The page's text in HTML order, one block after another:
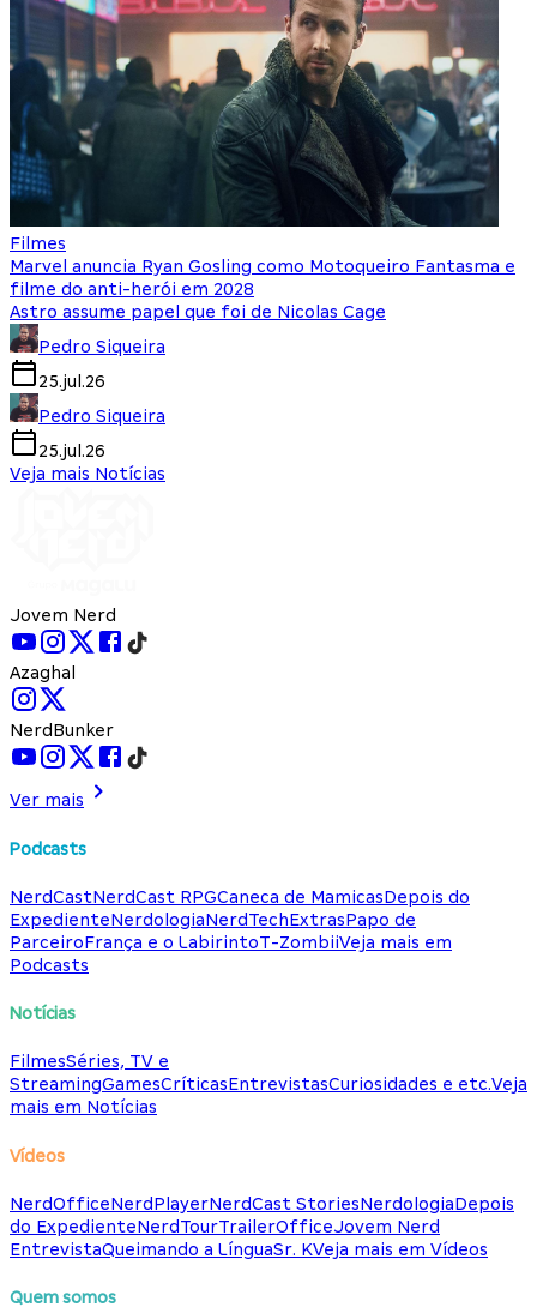
Filmes
Marvel anuncia Ryan Gosling como Motoqueiro Fantasma e
filme do anti-herói em 2028
Astro assume papel que foi de Nicolas Cage
Pedro Siqueira
25.jul.26
Pedro Siqueira
25.jul.26
Veja mais Notícias
Jovem Nerd
Azaghal
NerdBunker
Ver mais
Podcasts
NerdCastNerdCast RPGCaneca de MamicasDepois do
ExpedienteNerdologiaNerdTechExtrasPapo de
ParceiroFrança e o LabirintoT-ZombiiVeja mais em
Podcasts
Notícias
FilmesSéries, TV e
StreamingGamesCríticasEntrevistasCuriosidades e etc.Veja
mais em Notícias
Vídeos
NerdOfficeNerdPlayerNerdCast StoriesNerdologiaDepois
do ExpedienteNerdTourTrailerOfficeJovem Nerd
EntrevistaQueimando a LínguaSr. KVeja mais em Vídeos
Quem somos